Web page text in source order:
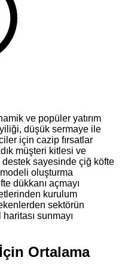
ve popüler yatırım
düşük sermaye ile
için cazip fırsatlar
müşteri kitlesi ve
destek sayesinde çiğ köfte
oluşturma
dükkanı açmayı
kurulum
sektörün
sunmayı
Ortalama